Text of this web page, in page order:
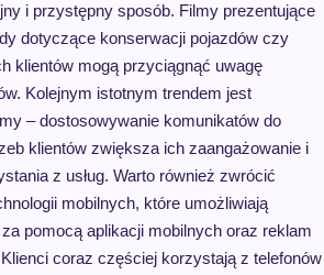
i przystępny sposób. Filmy prezentujące
dotyczące konserwacji pojazdów czy
klientów mogą przyciągnąć uwagę
Kolejnym istotnym trendem jest
– dostosowywanie komunikatów do
klientów zwiększa ich zaangażowanie i
z usług. Warto również zwrócić
mobilnych, które umożliwiają
pomocą aplikacji mobilnych oraz reklam
coraz częściej korzystają z telefonów